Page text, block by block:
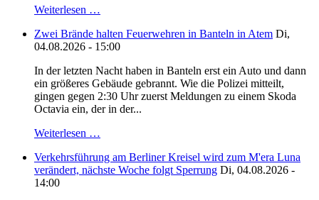
Weiterlesen …
Zwei Brände halten Feuerwehren in Banteln in Atem Di,
04.08.2026 - 15:00
In der letzten Nacht haben in Banteln erst ein Auto und dann
ein größeres Gebäude gebrannt. Wie die Polizei mitteilt,
gingen gegen 2:30 Uhr zuerst Meldungen zu einem Skoda
Octavia ein, der in der...
Weiterlesen …
Verkehrsführung am Berliner Kreisel wird zum M'era Luna
verändert, nächste Woche folgt Sperrung Di, 04.08.2026 -
14:00